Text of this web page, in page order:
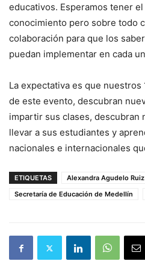
educativos. Esperamos tener
conocimiento pero sobre todo
colaboración para que los
puedan implementar en cada
La expectativa es que
de este evento, descubran
impartir sus clases, descubran
llevar a sus estudiantes y
nacionales e internacionales
ETIQUETAS Alexandra Agudelo Ruiz
Secretaría de Educación de Medellín